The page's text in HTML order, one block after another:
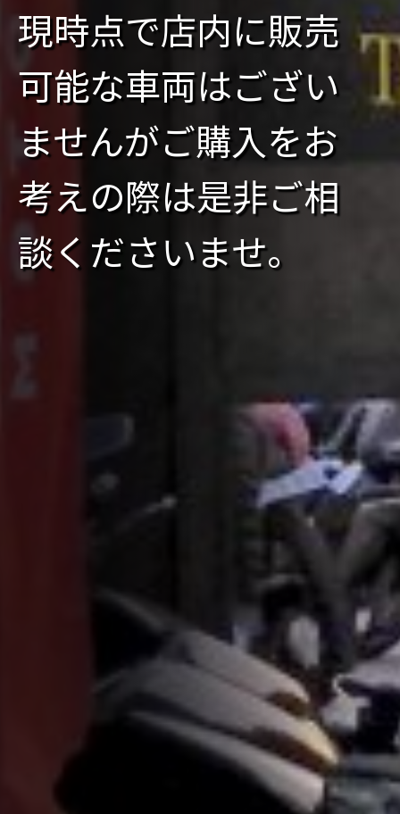
現時点で店内に販売
可能な車両はござい
ませんがご購入をお
考えの際は是非ご相
談くださいませ。